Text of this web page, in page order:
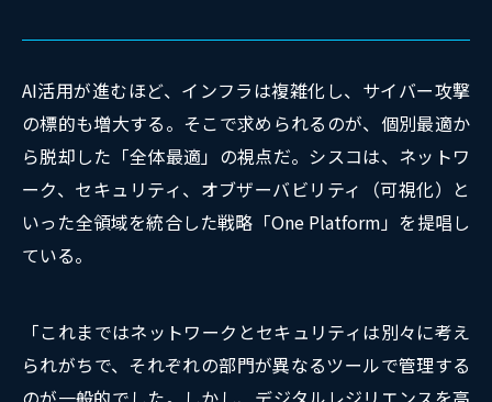
AI活用が進むほど、インフラは複雑化し、サイバー攻撃
の標的も増大する。そこで求められるのが、個別最適か
ら脱却した「全体最適」の視点だ。シスコは、ネットワ
ーク、セキュリティ、オブザーバビリティ（可視化）と
いった全領域を統合した戦略「One Platform」を提唱し
ている。
「これまではネットワークとセキュリティは別々に考え
られがちで、それぞれの部門が異なるツールで管理する